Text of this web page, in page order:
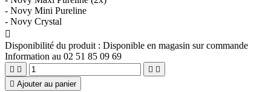
- Novy Mini Pureline
- Novy Crystal

Disponibilité du produit : Disponible en magasin sur commande
Information au 02 51 85 09 69
   
 Ajouter au panier